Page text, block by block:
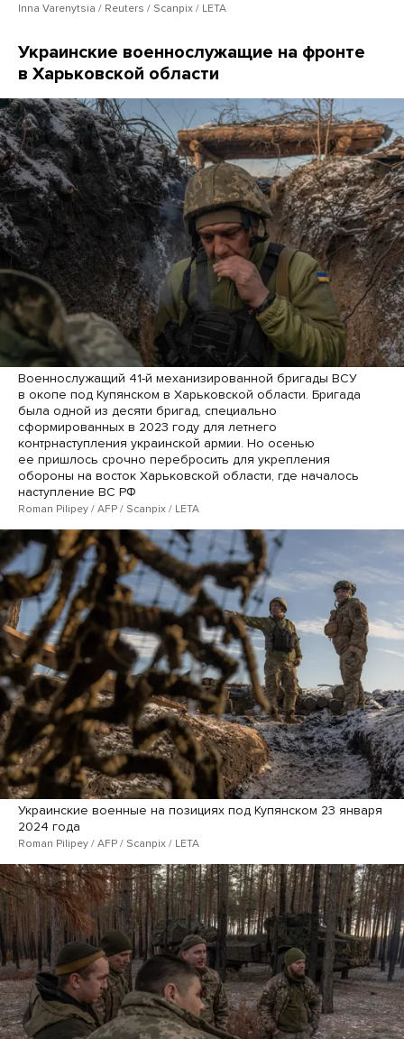
Inna Varenytsia / Reuters / Scanpix / LETA
Украинские военнослужащие на фронте
в Харьковской области
Военнослужащий 41-й механизированной бригады ВСУ
в окопе под Купянском в Харьковской области. Бригада
была одной из десяти бригад, специально
сформированных в 2023 году для летнего
контрнаступления украинской армии. Но осенью
ее пришлось срочно перебросить для укрепления
обороны на восток Харьковской области, где началось
наступление ВС РФ
Roman Pilipey / AFP / Scanpix / LETA
Украинские военные на позициях под Купянском 23 января
2024 года
Roman Pilipey / AFP / Scanpix / LETA